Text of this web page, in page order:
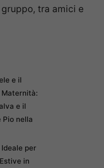
tra amici e
e il
e il
Pio nella
Ideale per
in